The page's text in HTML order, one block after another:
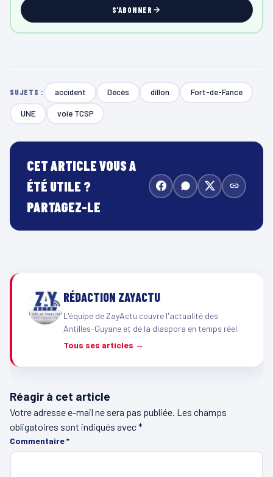
S'ABONNER
SUJETS : accident Décès dillon Fort-de-Fance
UNE voie TCSP
CET ARTICLE VOUS A
ÉTÉ UTILE ?
PARTAGEZ-LE
RÉDACTION ZAYACTU
L'équipe de ZayActu couvre l'actualité des
Antilles-Guyane et de la diaspora en temps réel.
Tous ses articles →
Réagir à cet article
Votre adresse e-mail ne sera pas publiée. Les champs
obligatoires sont indiqués avec*
Commentaire*